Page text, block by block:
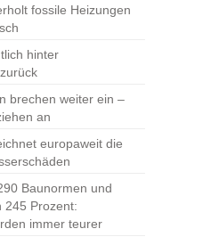
fossile Heizungen
hinter
brechen weiter ein –
an
europaweit die
Baunormen und
245 Prozent:
immer teurer